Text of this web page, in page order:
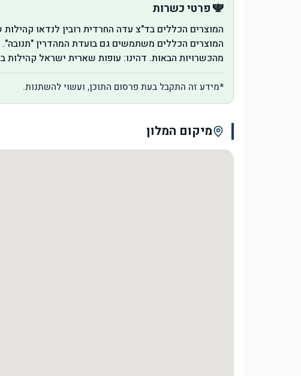
🕎 פרטי כשרות
מהכשרויות הבאות. דהינו: עופות שארית ישראל קהילות בד"צ עדה חרדית בשר רובין מחפוד
*מידע זה התקבל בעת פרסום התוכן, ועשוי להשתנות.
מיקום המלון